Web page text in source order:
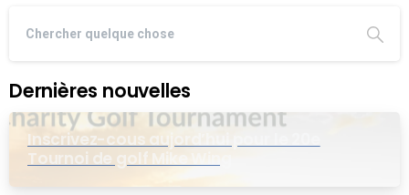
Dernières nouvelles
Inscrivez-cous aujord’hui pour le 20e
Tournoi de golf Mike Wing